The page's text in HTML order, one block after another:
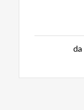
da